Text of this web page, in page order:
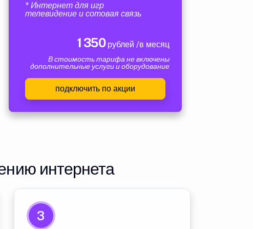
* Интернет для игр
телевидение и сотовая связь
1 350рублей /в месяц
В стоимость тарифа не включены
дополнительные услуги и оборудование
подключить по акции
интернета
3